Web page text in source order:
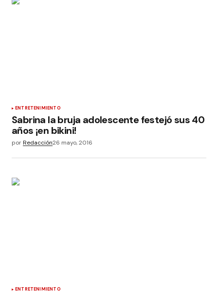
ENTRETENIMIENTO
Sabrina la bruja adolescente festejó sus 40
años ¡en bikini!
porRedacción26 mayo, 2016
ENTRETENIMIENTO